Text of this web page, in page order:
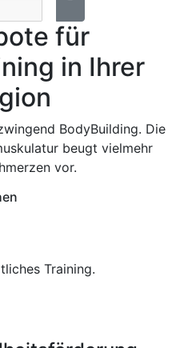
für
in Ihrer
BodyBuilding. Die
beugt vielmehr
vor.
Training.